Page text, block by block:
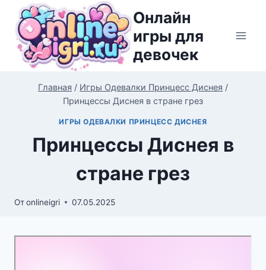
Перейти
содержимому
Онлайн
игры для
девочек
Главная / Игры Одевалки Принцесс Диснея /
Принцессы Диснея в стране грез
ИГРЫ ОДЕВАЛКИ ПРИНЦЕСС ДИСНЕЯ
Принцессы Диснея в
стране грез
Отonlineigri 07.05.2025